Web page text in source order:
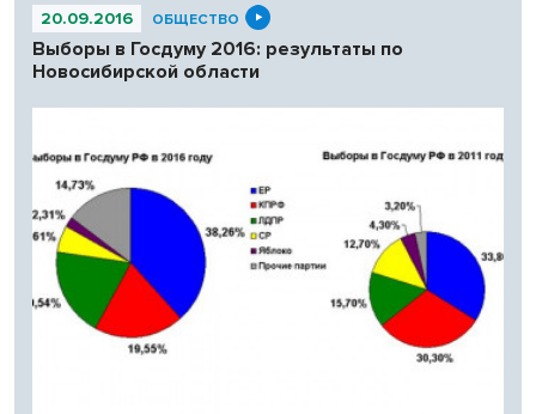
20.09.2016 ОБЩЕСТВО
Выборы в Госдуму 2016: результаты по
Новосибирской области